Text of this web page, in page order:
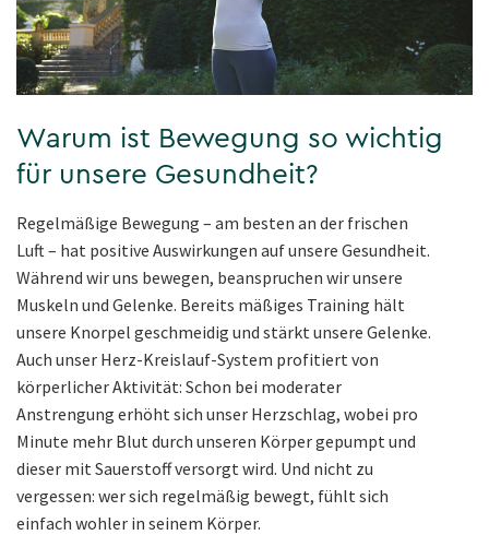
Warum ist Bewegung so wichtig
für unsere Gesundheit?
Regelmäßige Bewegung – am besten an der frischen
Luft – hat positive Auswirkungen auf unsere Gesundheit.
Während wir uns bewegen, beanspruchen wir unsere
Muskeln und Gelenke. Bereits mäßiges Training hält
unsere Knorpel geschmeidig und stärkt unsere Gelenke.
Auch unser Herz-Kreislauf-System profitiert von
körperlicher Aktivität: Schon bei moderater
Anstrengung erhöht sich unser Herzschlag, wobei pro
Minute mehr Blut durch unseren Körper gepumpt und
dieser mit Sauerstoff versorgt wird. Und nicht zu
vergessen: wer sich regelmäßig bewegt, fühlt sich
einfach wohler in seinem Körper.